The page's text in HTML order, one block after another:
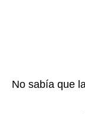
No sabía que